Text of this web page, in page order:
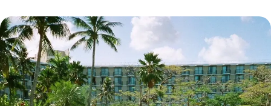
FASHION
ファッションニュース
モデル私服
着回し
着痩せ
BEAUTY
ビューティニュース
トレンドメイク
ベストコスメ
SCHOOL
スクールニュース
ENTERTAINMENT